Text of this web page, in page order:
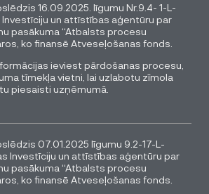
16.09.2025. līgumu Nr.9.4- 1-L-
Investīciju un attīstības aģentūru par
pasākuma “Atbalsts procesu
ko finansē Atveseļošanas fonds.
ieviest pārdošanas procesu,
tīmekļa vietni, lai uzlabotu zīmola
piesaisti uzņēmumā.
07.01.2025 līgumu 9.2-17-L-
Investīciju un attīstības aģentūru par
pasākuma “Atbalsts procesu
ko finansē Atveseļošanas fonds.